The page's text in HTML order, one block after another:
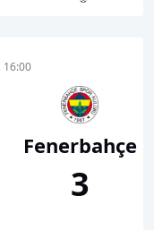
16:00
Fenerbahçe
3